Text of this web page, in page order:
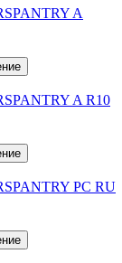
A
A R10
PC RU